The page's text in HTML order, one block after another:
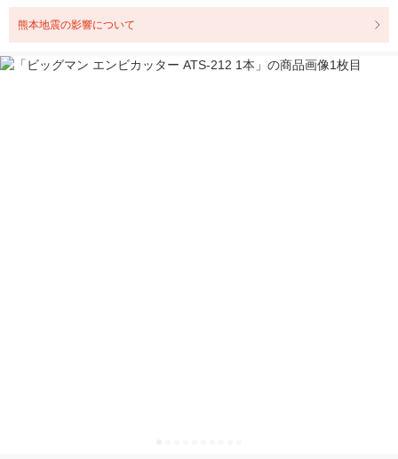
熊本地震の影響について